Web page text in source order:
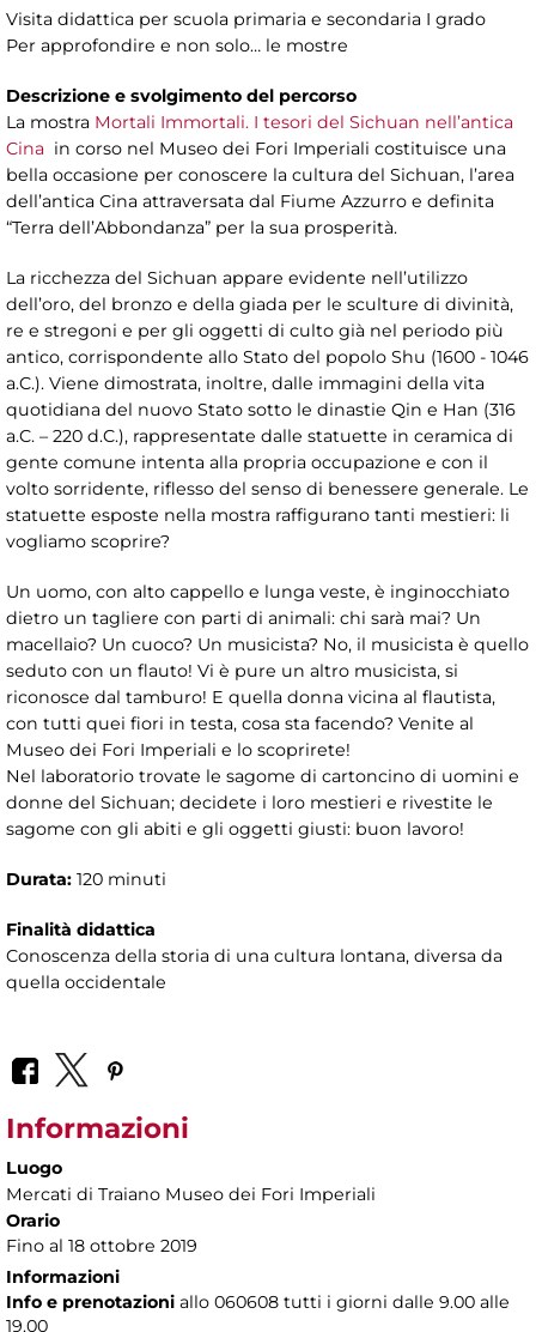
Visita didattica per scuola primaria e secondaria I grado
Per approfondire e non solo… le mostre
Descrizione e svolgimento del percorso
La mostra Mortali Immortali. I tesori del Sichuan nell’antica
Cina in corso nel Museo dei Fori Imperiali costituisce una
bella occasione per conoscere la cultura del Sichuan, l’area
dell’antica Cina attraversata dal Fiume Azzurro e definita
“Terra dell’Abbondanza” per la sua prosperità.
La ricchezza del Sichuan appare evidente nell’utilizzo
dell’oro, del bronzo e della giada per le sculture di divinità,
re e stregoni e per gli oggetti di culto già nel periodo più
antico, corrispondente allo Stato del popolo Shu (1600 - 1046
a.C.). Viene dimostrata, inoltre, dalle immagini della vita
quotidiana del nuovo Stato sotto le dinastie Qin e Han (316
a.C. – 220 d.C.), rappresentate dalle statuette in ceramica di
gente comune intenta alla propria occupazione e con il
volto sorridente, riflesso del senso di benessere generale. Le
statuette esposte nella mostra raffigurano tanti mestieri: li
vogliamo scoprire?
Un uomo, con alto cappello e lunga veste, è inginocchiato
dietro un tagliere con parti di animali: chi sarà mai? Un
macellaio? Un cuoco? Un musicista? No, il musicista è quello
seduto con un flauto! Vi è pure un altro musicista, si
riconosce dal tamburo! E quella donna vicina al flautista,
con tutti quei fiori in testa, cosa sta facendo? Venite al
Museo dei Fori Imperiali e lo scoprirete!
Nel laboratorio trovate le sagome di cartoncino di uomini e
donne del Sichuan; decidete i loro mestieri e rivestite le
sagome con gli abiti e gli oggetti giusti: buon lavoro!
Durata: 120 minuti
Finalità didattica
Conoscenza della storia di una cultura lontana, diversa da
quella occidentale
Informazioni
Luogo
Mercati di Traiano Museo dei Fori Imperiali
Orario
Fino al 18 ottobre 2019
Informazioni
Info e prenotazioni allo 060608 tutti i giorni dalle 9.00 alle
19.00